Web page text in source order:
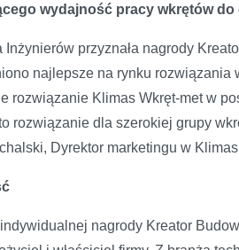
wydajność pracy wkrętów do
Inżynierów przyznała nagrody
najlepsze na rynku rozwiązania
rozwiązanie Klimas Wkręt-met w
rozwiązanie dla szerokiej grupy
Dyrektor marketingu w
nagrody Kreator